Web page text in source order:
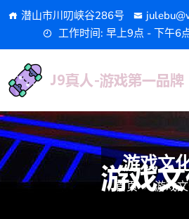
潜山市川叨峡谷286号
工作时间: 早上9点 - 下午6
游戏文
首页 游戏